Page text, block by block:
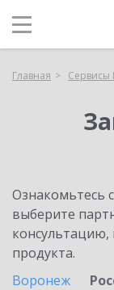
Главная Сервисы
Ознакомьтесь
выберите
продукта.
Воронеж